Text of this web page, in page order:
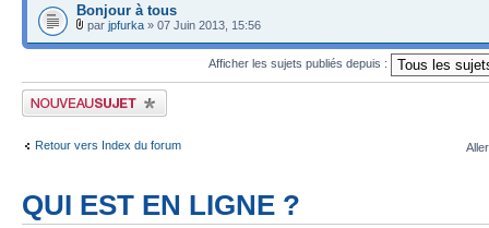
Bonjour à tous
par jpfurka » 07 Juin 2013, 15:56
Afficher les sujets publiés depuis :
Publier un nouveau sujet
Retour vers Index du forum
QUI EST EN LIGNE ?